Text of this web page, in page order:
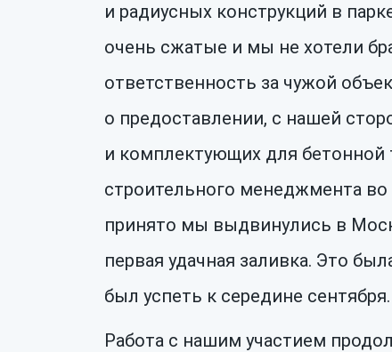
и радиусных конструкций в
очень сжатые и мы не хотели
ответственность за чужой
о предоставлении, с нашей
и комплектующих для
строительного менеджмента
принято мы выдвинулись в
первая удачная заливка. Это
был успеть к середине сентября.
Работа с нашим участием